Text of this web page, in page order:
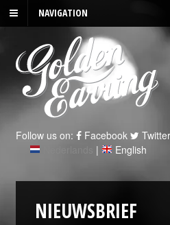
NAVIGATION
Follow us on: Facebook Twitter
| English
NIEUWSBRIEF